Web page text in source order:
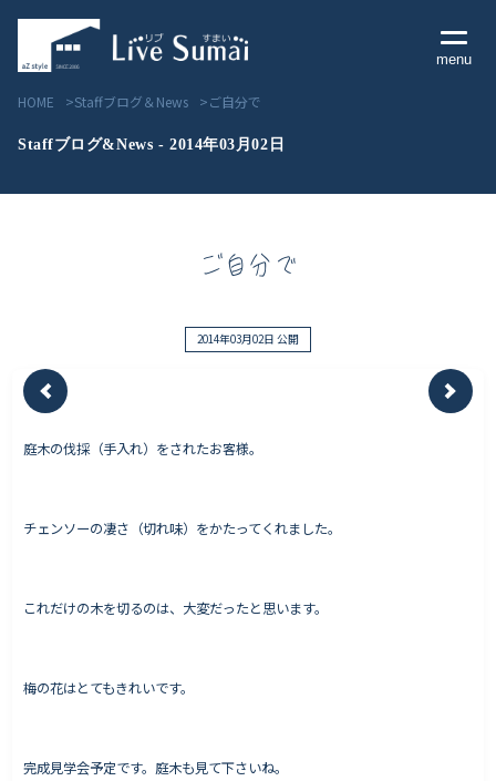
menu
Livesumai 住宅標準性能
Livesumai 保証について
見学会／モデルハウス情報
よくいただくご質問
HOME Staffブログ＆News ご自分で
Staffブログ&News - 2014年03月02日
ご自分で
2014年03月02日 公開
庭木の伐採（手入れ）をされたお客様。
チェンソーの凄さ（切れ味）をかたってくれました。
これだけの木を切るのは、大変だったと思います。
梅の花はとてもきれいです。
完成見学会予定です。庭木も見て下さいね。